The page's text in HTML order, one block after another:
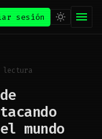
sesión
lectura
mundo